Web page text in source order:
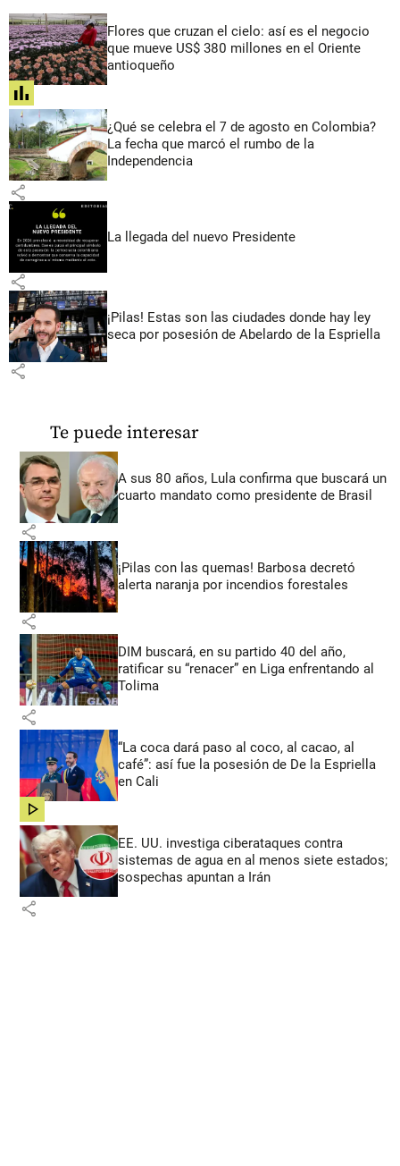
Flores que cruzan el cielo: así es el negocio
que mueve US$ 380 millones en el Oriente
antioqueño
share
¿Qué se celebra el 7 de agosto en Colombia?
La fecha que marcó el rumbo de la
Independencia
share
La llegada del nuevo Presidente
share
¡Pilas! Estas son las ciudades donde hay ley
seca por posesión de Abelardo de la Espriella
share
Te puede interesar
A sus 80 años, Lula confirma que buscará un
cuarto mandato como presidente de Brasil
share
¡Pilas con las quemas! Barbosa decretó
alerta naranja por incendios forestales
share
DIM buscará, en su partido 40 del año,
ratificar su “renacer” en Liga enfrentando al
Tolima
share
“La coca dará paso al coco, al cacao, al
café”: así fue la posesión de De la Espriella
en Cali
share
EE. UU. investiga ciberataques contra
sistemas de agua en al menos siete estados;
sospechas apuntan a Irán
share